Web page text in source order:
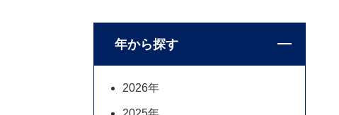
年から探す
2026年